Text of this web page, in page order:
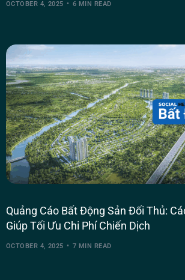
OCTOBER 4, 2025 6 MIN READ
Quảng Cáo Bất Động Sản Đối Thủ:
Giúp Tối Ưu Chi Phí Chiến Dịch
OCTOBER 4, 2025 7 MIN READ